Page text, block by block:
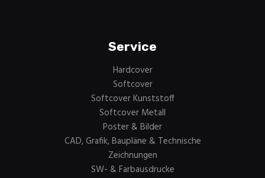
Service
Hardcover
Softcover
Softcover Kunststoff
Softcover Metall
Poster & Bilder
CAD, Grafik, Baupläne & Technische
Zeichnungen
SW- & Farbausdrucke